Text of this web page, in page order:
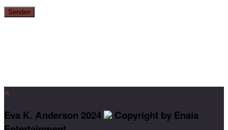
Eva K. Anderson 2024
Copyright by Enaia